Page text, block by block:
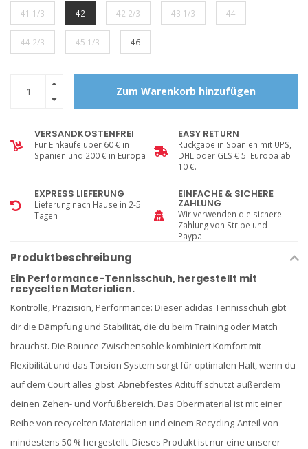
41 1/3 42 42 2/3 43 1/3 44
44 2/3 45 1/3 46
Zum Warenkorb hinzufügen
VERSANDKOSTENFREI
Für Einkäufe über 60 € in
Spanien und 200 € in Europa
EASY RETURN
Rückgabe in Spanien mit UPS,
DHL oder GLS € 5. Europa ab
10 €.
EXPRESS LIEFERUNG
Lieferung nach Hause in 2-5
Tagen
EINFACHE & SICHERE
ZAHLUNG
Wir verwenden die sichere
Zahlung von Stripe und
Paypal
Produktbeschreibung
Ein Performance-Tennisschuh, hergestellt mit
recycelten Materialien.
Kontrolle, Präzision, Performance: Dieser adidas Tennisschuh gibt
dir die Dämpfung und Stabilität, die du beim Training oder Match
brauchst. Die Bounce Zwischensohle kombiniert Komfort mit
Flexibilität und das Torsion System sorgt für optimalen Halt, wenn du
auf dem Court alles gibst. Abriebfestes Adituff schützt außerdem
deinen Zehen- und Vorfußbereich. Das Obermaterial ist mit einer
Reihe von recycelten Materialien und einem Recycling-Anteil von
mindestens 50 % hergestellt. Dieses Produkt ist nur eine unserer